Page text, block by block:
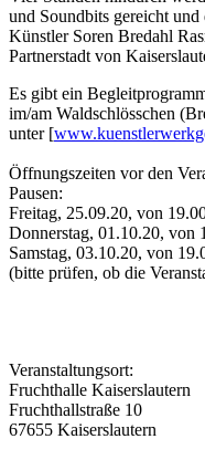
und Soundbits gereicht und
Künstler Soren Bredahl
Partnerstadt von
Es gibt ein
im/am Waldschlösschen
unter [
Öffnungszeiten vor den
Pausen:
Freitag, 25.09.20, von
Donnerstag, 01.10.20, von
Samstag, 03.10.20, von
(bitte prüfen, ob die
Veranstaltungsort:
Fruchthalle Kaiserslautern
Fruchthallstraße 10
67655 Kaiserslautern